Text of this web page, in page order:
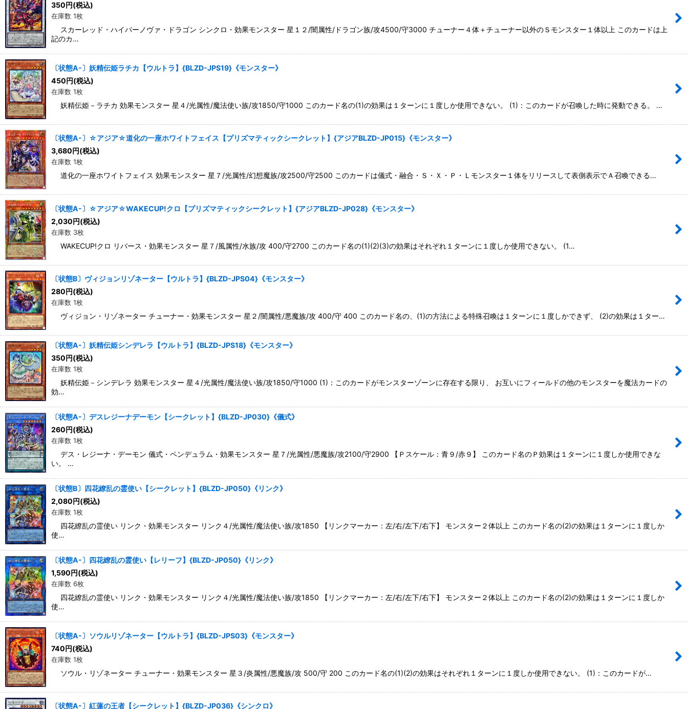
350円(税込)
在庫数 1枚
スカーレッド・ハイパーノヴァ・ドラゴン シンクロ・効果モンスター 星１２/闇属性/ドラゴン族/攻4500/守3000 チューナー４体＋チューナー以外のＳモンスター１体以上 このカードは上
記のカ…
〔状態A-〕妖精伝姫ラチカ【ウルトラ】{BLZD-JPS19}《モンスター》
450円(税込)
在庫数 1枚
妖精伝姫－ラチカ 効果モンスター 星４/光属性/魔法使い族/攻1850/守1000 このカード名の(1)の効果は１ターンに１度しか使用できない。 (1)：このカードが召喚した時に発動できる。 …
〔状態A-〕☆アジア☆道化の一座ホワイトフェイス【プリズマティックシークレット】{アジアBLZD-JP015}《モンスター》
3,680円(税込)
在庫数 1枚
道化の一座ホワイトフェイス 効果モンスター 星７/光属性/幻想魔族/攻2500/守2500 このカードは儀式・融合・Ｓ・Ｘ・Ｐ・Ｌモンスター１体をリリースして表側表示でＡ召喚できる…
〔状態A-〕☆アジア☆WAKECUP!クロ【プリズマティックシークレット】{アジアBLZD-JP028}《モンスター》
2,030円(税込)
在庫数 3枚
WAKECUP!クロ リバース・効果モンスター 星７/風属性/水族/攻 400/守2700 このカード名の(1)(2)(3)の効果はそれぞれ１ターンに１度しか使用できない。 (1…
〔状態B〕ヴィジョンリゾネーター【ウルトラ】{BLZD-JPS04}《モンスター》
280円(税込)
在庫数 1枚
ヴィジョン・リゾネーター チューナー・効果モンスター 星２/闇属性/悪魔族/攻 400/守 400 このカード名の、(1)の方法による特殊召喚は１ターンに１度しかできず、 (2)の効果は１ター…
〔状態A-〕妖精伝姫シンデレラ【ウルトラ】{BLZD-JPS18}《モンスター》
350円(税込)
在庫数 1枚
妖精伝姫－シンデレラ 効果モンスター 星４/光属性/魔法使い族/攻1850/守1000 (1)：このカードがモンスターゾーンに存在する限り、 お互いにフィールドの他のモンスターを魔法カードの
効…
〔状態A-〕デスレジーナデーモン【シークレット】{BLZD-JP030}《儀式》
260円(税込)
在庫数 1枚
デス・レジーナ・デーモン 儀式・ペンデュラム・効果モンスター 星７/光属性/悪魔族/攻2100/守2900 【Ｐスケール：青９/赤９】 このカード名のＰ効果は１ターンに１度しか使用できな
い。 …
〔状態B〕四花繚乱の霊使い【シークレット】{BLZD-JP050}《リンク》
2,080円(税込)
在庫数 1枚
四花繚乱の霊使い リンク・効果モンスター リンク４/光属性/魔法使い族/攻1850 【リンクマーカー：左/右/左下/右下】 モンスター２体以上 このカード名の(2)の効果は１ターンに１度しか
使…
〔状態A-〕四花繚乱の霊使い【レリーフ】{BLZD-JP050}《リンク》
1,590円(税込)
在庫数 6枚
四花繚乱の霊使い リンク・効果モンスター リンク４/光属性/魔法使い族/攻1850 【リンクマーカー：左/右/左下/右下】 モンスター２体以上 このカード名の(2)の効果は１ターンに１度しか
使…
〔状態A-〕ソウルリゾネーター【ウルトラ】{BLZD-JPS03}《モンスター》
740円(税込)
在庫数 1枚
ソウル・リゾネーター チューナー・効果モンスター 星３/炎属性/悪魔族/攻 500/守 200 このカード名の(1)(2)の効果はそれぞれ１ターンに１度しか使用できない。 (1)：このカードが…
〔状態A-〕紅蓮の王者【シークレット】{BLZD-JP036}《シンクロ》